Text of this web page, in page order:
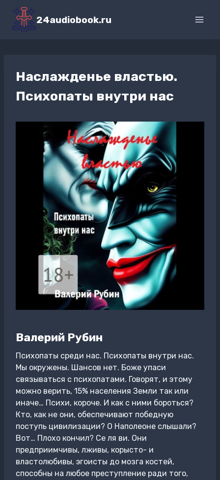
Перейти
содержимому
24audiobook.ru
Наслажденье властью.
Психопаты внутри нас
Валерий Рубин
Психопаты среди нас. Психопаты внутри нас.
Мы окружены. Шансов нет. Боже упаси
связываться с психопатами. Говорят, и этому
можно верить, 15% населения Земли так или
иначе… Психи, короче. И как с ними бороться?
Кто, как не они, обеспечивают победную
поступь цивилизации? О Наполеоне слышали?
Вот… Плохо кончил? Се ля ви. Они
предприимчивы, лживы, корысто- и
властолюбивы, эгоисты до мозга костей,
способны на любое преступление ради того,